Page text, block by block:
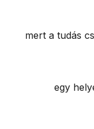
mert a tudás
egy